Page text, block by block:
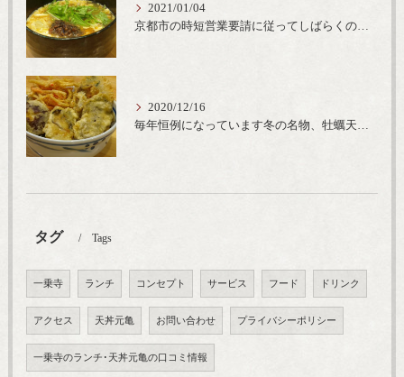
2021/01/04
京都市の時短営業要請に従ってしばらくの間20時までの営業とさせていただいております。寒い時期には温かいお蕎麦がおすすめ
2020/12/16
タグ Tags
一乗寺 ランチ コンセプト サービス フード ドリンク
アクセス 天丼元亀 お問い合わせ プライバシーポリシー
一乗寺のランチ･天丼元亀の口コミ情報